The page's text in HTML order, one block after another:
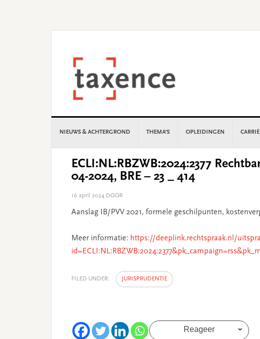
NIEUWS & ACHTERGROND THEMA’S OPLEIDINGEN
ECLI:NL:RBZWB:2024:2377
04-2024, BRE – 23 _ 414
16 april 2024 DOOR
Aanslag IB/PVV 2021, formele geschilpunten,
Meer informatie: https://deeplink.rechtspraak.nl/
FILED UNDER: JURISPRUDENTIE
Reageer